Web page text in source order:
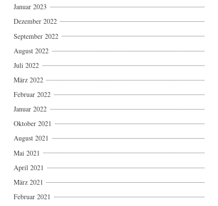
Januar 2023
Dezember 2022
September 2022
August 2022
Juli 2022
März 2022
Februar 2022
Januar 2022
Oktober 2021
August 2021
Mai 2021
April 2021
März 2021
Februar 2021